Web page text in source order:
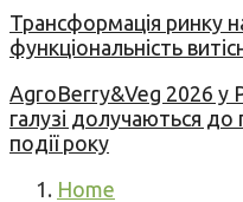
Трансформація ринку
функціональність
AgroBerry&Veg 2026 у
галузі долучаються до
події року
Home